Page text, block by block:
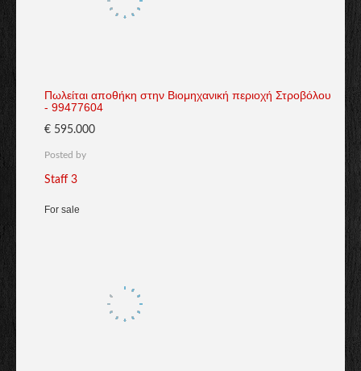
Πωλείται αποθήκη στην Βιομηχανική περιοχή Στροβόλου
- 99477604
€ 595.000
Posted by
Staff 3
For sale